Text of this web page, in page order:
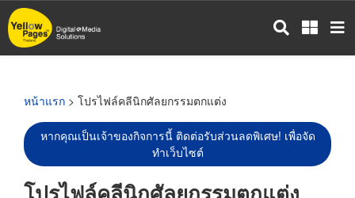
ข้าม
ไป
หน้าแรก > โปรไฟล์คลีนิกศัลยกรรมตกแต่ง
หากคุณเป็นเจ้าของกิจการนี้ ติดต่อรับส่วนลดพิเศษ! เพื่อจัด
ทำเว็บไซต์